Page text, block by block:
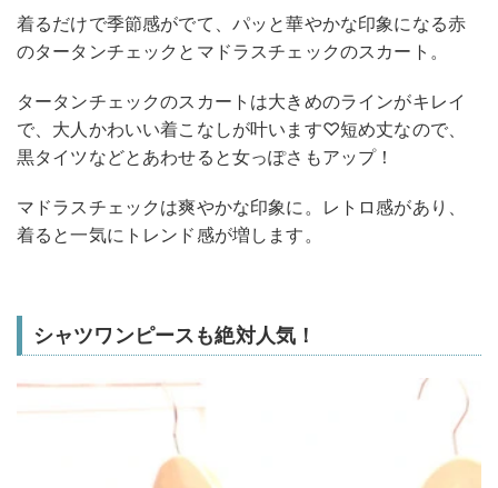
着るだけで季節感がでて、パッと華やかな印象になる赤
のタータンチェックとマドラスチェックのスカート。
タータンチェックのスカートは大きめのラインがキレイ
で、大人かわいい着こなしが叶います♡短め丈なので、
黒タイツなどとあわせると女っぽさもアップ！
マドラスチェックは爽やかな印象に。レトロ感があり、
着ると一気にトレンド感が増します。
シャツワンピースも絶対人気！